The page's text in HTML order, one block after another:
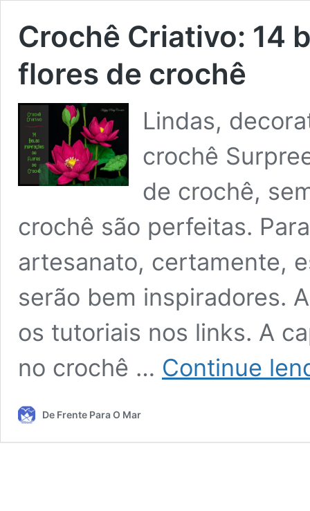
Crochê Criativo: 14
flores de crochê
Lindas,
crochê
de crochê,
crochê são perfeitas.
artesanato, certamente,
serão bem inspiradores.
os tutoriais nos links. A
no crochê … Continue
De Frente Para O Mar